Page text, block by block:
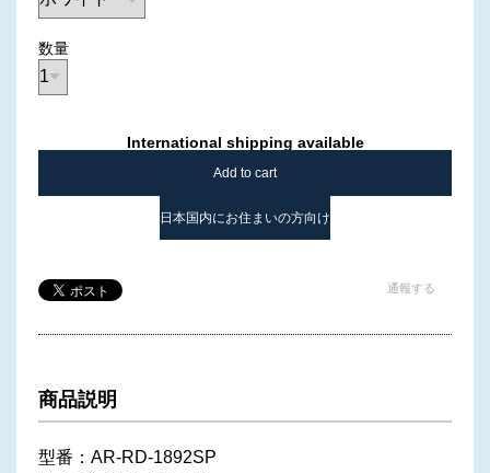
数量
International shipping available
Add to cart
日本国内にお住まいの方向け
通報する
商品説明
型番：AR-RD-1892SP